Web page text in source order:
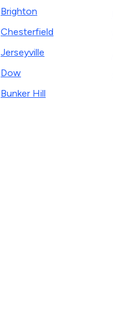
Brighton
Chesterfield
Jerseyville
Dow
Bunker Hill